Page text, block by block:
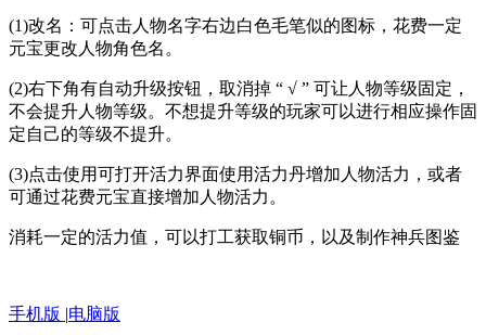
(1)改名：可点击人物名字右边白色毛笔似的图标，花费一定
元宝更改人物角色名。
(2)右下角有自动升级按钮，取消掉 “ √ ” 可让人物等级固定，
不会提升人物等级。不想提升等级的玩家可以进行相应操作固
定自己的等级不提升。
(3)点击使用可打开活力界面使用活力丹增加人物活力，或者
可通过花费元宝直接增加人物活力。
消耗一定的活力值，可以打工获取铜币，以及制作神兵图鉴
手机版 |电脑版